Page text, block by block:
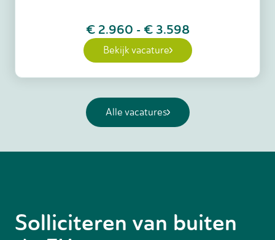
€ 2.960 - € 3.598
Bekijk vacature
Alle vacatures
Solliciteren van buiten